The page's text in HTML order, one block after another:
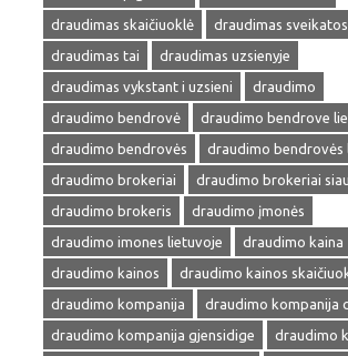
draudimas skaičiuoklė
draudimas sveikatos
draudimas tai
draudimas uzsienyje
draudimas vykstant i uzsieni
draudimo
draudimo bendrovė
draudimo bendrove
draudimo bendrovės
draudimo bendrovės
draudimo brokeriai
draudimo brokeriai
draudimo brokeris
draudimo įmonės
draudimo imones lietuvoje
draudimo kaina
draudimo kainos
draudimo kainos
draudimo kompanija
draudimo kompanija
draudimo kompanija gjensidige
draudimo